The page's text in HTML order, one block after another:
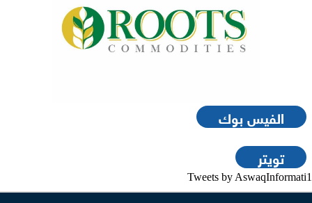
الفيس بوك
تويتر
Tweets by AswaqInformati1